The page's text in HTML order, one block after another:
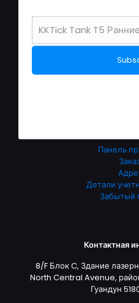
политика
политика
Панель
Детали
Забытый
Контактная
8/F Блок C, Здание
North Central Avenue,
Гуандун